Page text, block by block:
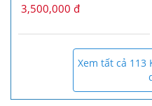
3,500,000 đ
Xem tất cả 113